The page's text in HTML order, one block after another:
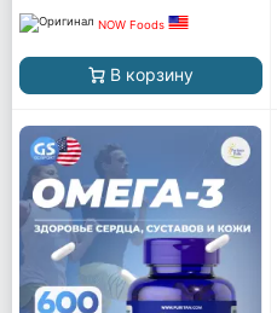
NOW Foods
В корзину